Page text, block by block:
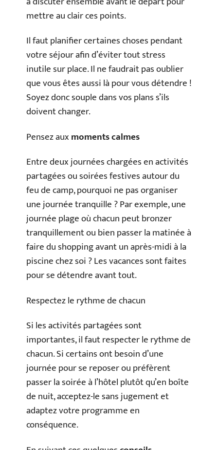
mettre au clair ces points.
Il faut planifier certaines choses pendant
votre séjour afin d’éviter tout stress
inutile sur place. Il ne faudrait pas oublier
que vous êtes aussi là pour vous détendre !
Soyez donc souple dans vos plans s’ils
doivent changer.
Pensez auxmoments calmes
Entre deux journées chargées en activités
partagées ou soirées festives autour du
feu de camp, pourquoi ne pas organiser
une journée tranquille ? Par exemple, une
journée plage où chacun peut bronzer
tranquillement ou bien passer la matinée à
faire du shopping avant un après-midi à la
piscine chez soi ? Les vacances sont faites
pour se détendre avant tout.
Respectez le rythme de chacun
Si les activités partagées sont
importantes, il faut respecter le rythme de
chacun. Si certains ont besoin d’une
journée pour se reposer ou préfèrent
passer la soirée à l’hôtel plutôt qu’en boîte
de nuit, acceptez-le sans jugement et
adaptez votre programme en
conséquence.